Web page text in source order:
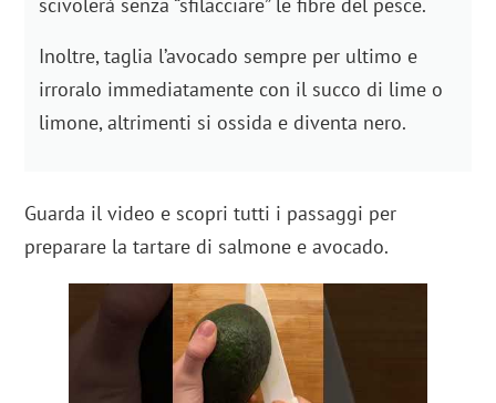
Inoltre, taglia l’avocado sempre per ultimo e
irroralo immediatamente con il succo di lime o
limone, altrimenti si ossida e diventa nero.
Guarda il video e scopri tutti i passaggi per
preparare la tartare di salmone e avocado.